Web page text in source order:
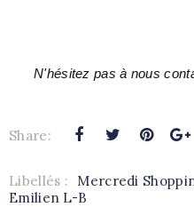
N'hésitez pas à nous
Share:
Libellés : Mercredi
Emilien L-B